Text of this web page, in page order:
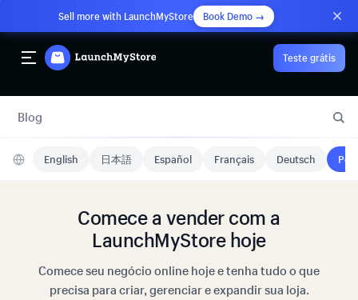
Sell more with LaunchMyStore Book Demo →
Teste grátis
Blog
English 日本語 Español Français Deutsch
Comece a vender com a
LaunchMyStore hoje
Comece seu negócio online hoje e tenha tudo o que
precisa para criar, gerenciar e expandir sua loja.